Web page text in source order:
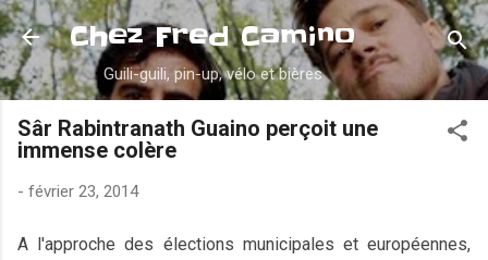
Accéder au contenu principal
Chez Fred Camino
Guili-guili, pin-up, vélo et bières
Sâr Rabintranath Guaino perçoit une
immense colère
- février 23, 2014
A l'approche des élections municipales et européennes,